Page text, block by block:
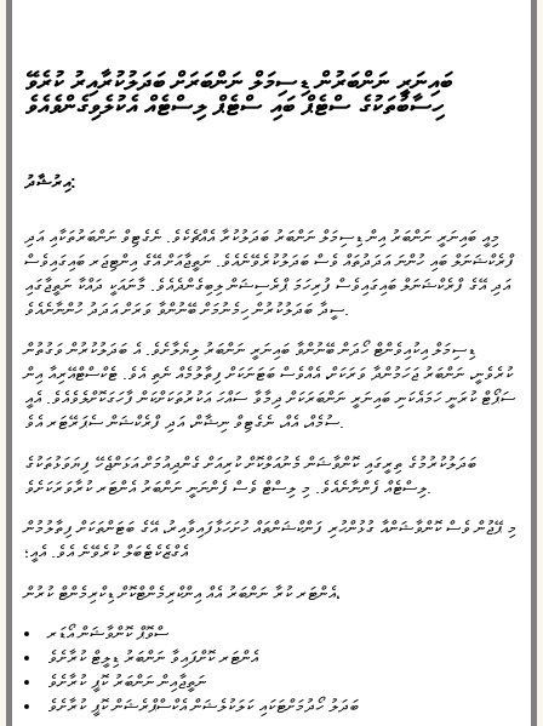
ބައިނަރީ ނަންބަރުން ޑިސިމަލް ނަންބަރަށް ބަދަލުކުރާއިރު ކުރެވޭ
ހިސާބުތަކުގެ ސްޓެޕް ބައި ސްޓެޕް ލިސްޓެއް އެކުލެވިގެންވެއެވެ
އިރުޝާދު:
މިއީ ބައިނަރީ ނަންބަރު އިން ޑިސިމަލް ނަންބަރު ބަދަލުކުރާ އެއްޗެކެވެ. ނެގެޓިވް ނަންބަރުތަކާއި އަދި
ފްރެކްޝަނަލް ބައި ހުންނަ އަދަދުތައް ވެސް ބަދަލުކުރެވޭނެއެވެ. ނަތީޖާއަށް އޭގެ އިންޓިޖަރ ބައިގައިވެސް
އަދި އޭގެ ފްރެކްޝަނަލް ބައިގައިވެސް ފުރިހަމަ ޕްރެސިޝަން ލިބިގެންދެއެވެ. މާނައަކީ ދައްކާ ނަތީޖާގައި
ޑިސިމަލް އިކުއިވެންޓް ހޯދަން ބޭނުންވާ ބައިނަރީ ނަންބަރު ލިޔެލާށެވެ. އެ ބަދަލުކުރުން ވަގުތުން
ކުރެވެނީ، ނަންބަރު ޖަހަމުންދާ ވަރަކަށް، އެއްވެސް ބަޓަނަކަށް ފިތާލުމެއް ނެތި އެވެ. ޓެކްސްޓްއޭރިއާ އިން
ސަޕޯޓް ކުރަނީ ހަމައެކަނި ބައިނަރީ ނަންބަރަކަށް ދިމާވާ ސައްހަ އަކުރުތަކަށްކަން ފާހަގަކޮށްލެވެއެވެ. އެއީ
ސުމެއް، އެއް، ނެގެޓިވް ނިޝާން، އަދި ފްރެކްޝަން ސެޕަރޭޓަރ އެވެ.
ބަދަލުކުރުމުގެ ތިރީގައި ކޮންވާޝަން މެނުއަލްކޮށް ކުރިއަށް ގެންދިއުމަށް އަޅަންޖެހޭ ފިޔަވަޅުތަކުގެ
މި ޕޭޖުން ވެސް ކޮންވާޝަންއާ ގުޅުންހުރި ފަންކްޝަންތައް ހުށަހަޅާފައިވާއިރު، އޭގެ ބަޓަންތަކަށް ފިތާލުމުން
އެގްޒެކެޓެބަލް ކުރެވޭނެ އެވެ. އެއީ؛
އެންޓަރ ކުރާ ނަންބަރު އެއް އިންކްރިމެންޓްކޮށް ޑިކްރިމެންޓް ކުރުން،
ސްވޮޕް ކޮންވާޝަން އޯޑަރ
އެންޓަރ ކޮށްފައިވާ ނަންބަރު ޑިލީޓް ކުރާށެވެ
ނަތީޖާއިން ނަންބަރު ކޮޕީ ކުރާށެވެ
ބަދަލު ހޯދުމަށްޓަކައި ކަލަކުލެޝަން އެކްސްޕްރެޝަން ކޮޕީ ކުރާށެވެ